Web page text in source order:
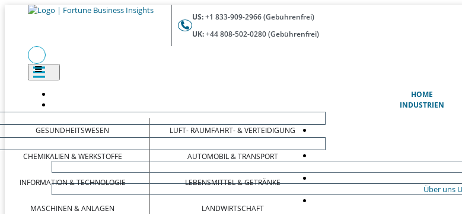
US:+1 833-909-2966 (Gebührenfrei)
UK:+44 808-502-0280 (Gebührenfrei)
HOME
INDUSTRIEN
GESUNDHEITSWESEN
CHEMIKALIEN & WERKSTOFFE
INFORMATION & TECHNOLOGIE
MASCHINEN & ANLAGEN
LUFT- RAUMFAHRT- & VERTEIDIGUNG
AUTOMOBIL & TRANSPORT
LEBENSMITTEL & GETRÄNKE
LANDWIRTSCHAFT
Über uns